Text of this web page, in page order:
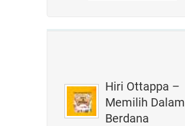
Hiri Ottappa –
Memilih Dalam
Berdana